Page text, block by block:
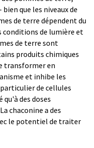
que les niveaux de
de terre dépendent du
conditions de lumière et
de terre sont
produits chimiques
transformer en
et inhibe les
de cellules
des doses
chaconine a des
le potentiel de traiter